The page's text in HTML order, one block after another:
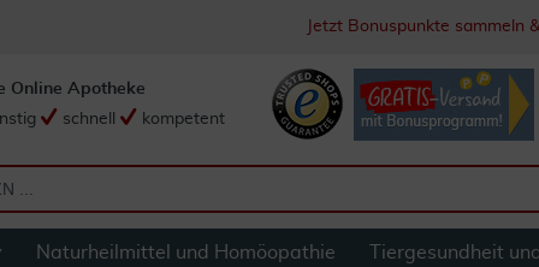
Jetzt Bonuspunkte sammeln
Online Apotheke
schnell kompetent
Naturheilmittel und Homöopathie Tiergesundheit